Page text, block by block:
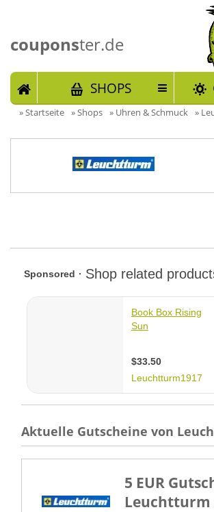
couponster.de
START SHOPS
»Startseite »Shops » Uhren & Schmuck »
Aktuelle Gutscheine von
5 EUR
Leuchtturm